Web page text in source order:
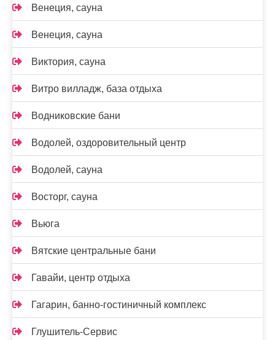
Венеция, сауна
Венеция, сауна
Виктория, сауна
Витро вилладж, база отдыха
Водниковские бани
Водолей, оздоровительный центр
Водолей, сауна
Восторг, сауна
Вьюга
Вятские центральные бани
Гавайи, центр отдыха
Гагарин, банно-гостиничный комплекс
Глушитель-Сервис